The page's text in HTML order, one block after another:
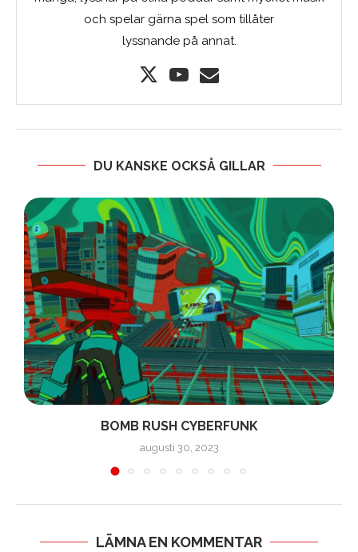
och spelar gärna spel som tillåter
lyssnande på annat.
DU KANSKE OCKSÅ GILLAR
BOMB RUSH CYBERFUNK
augusti 30, 2023
LÄMNA EN KOMMENTAR